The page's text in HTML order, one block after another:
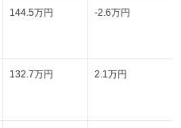
144.5万円 -2.6万円
132.7万円 2.1万円